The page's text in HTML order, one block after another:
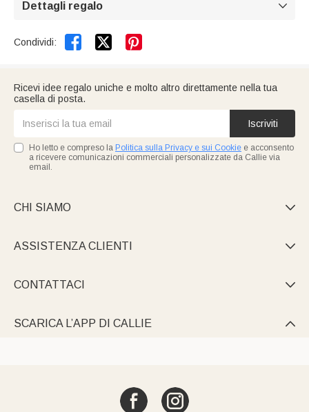
Dettagli regalo 
Condividi:  
Ricevi idee regalo uniche e molto altro direttamente nella tua
casella di posta.
Iscriviti
Ho letto e compreso la Politica sulla Privacy e sui Cookie e acconsento
a ricevere comunicazioni commerciali personalizzate da Callie via
email.
CHI SIAMO 
ASSISTENZA CLIENTI 
CONTATTACI 
SCARICA L’APP DI CALLIE 